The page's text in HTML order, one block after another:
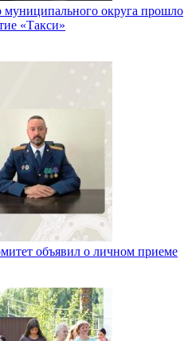
муниципального округа прошло
«Такси»
объявил о личном приеме